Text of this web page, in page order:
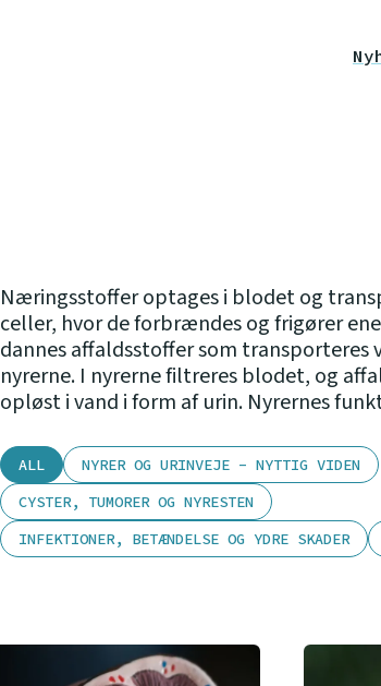
Næringsstoffer optages i blodet og
celler, hvor de forbrændes og frigører
dannes affaldsstoffer som
nyrerne. I nyrerne filtreres blodet, og
opløst i vand i form af urin. Nyrernes
ALL
NYRER OG URINVEJE - NYTTIG VIDEN
CYSTER, TUMORER OG NYRESTEN
INFEKTIONER, BETÆNDELSE OG YDRE SKADER